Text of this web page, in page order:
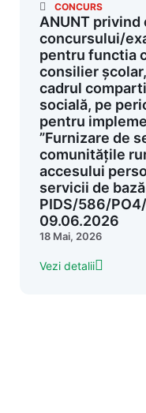
CONCURS
ANUNT privind
concursului/
pentru functia
consilier
cadrul
socială, pe
pentru
”Furnizare de
comunitățile
accesului
servicii de
PIDS/586/
09.06.2026
18 Mai, 2026
Vezi detalii